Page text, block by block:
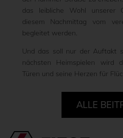
das leibliche Wohl unserer
diesem Nachmittag vom
begleitet werden.
Und das soll nur der Auftakt
nächsten Heimspielen wird
Türen und seine Herzen für
ALLE